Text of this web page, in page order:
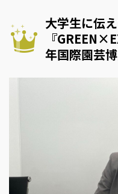
大学生に伝
『
年国際園芸